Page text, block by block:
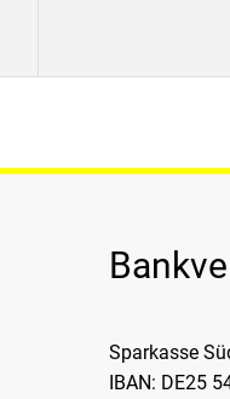
Sparkasse
IBAN: DE25